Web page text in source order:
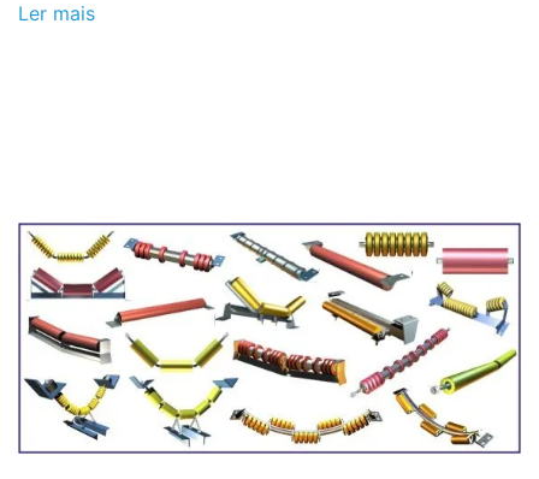
Ler mais